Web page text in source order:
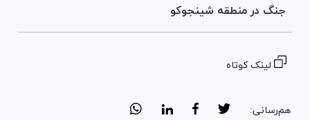
جنگ در منطقه شینجوکو
لینک کوتاه
هم‌رسانی: